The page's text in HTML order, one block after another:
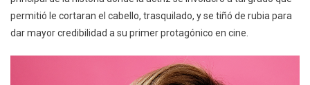
permitió le cortaran el cabello, trasquilado, y se tiñó de rubia para
dar mayor credibilidad a su primer protagónico en cine.